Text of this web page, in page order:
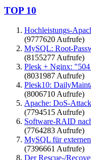
TOP 10
Hochleistungs-
(9777620 Aufrufe)
MySQL: Root-
(8155277 Aufrufe)
Plesk + Nginx:
(8031987 Aufrufe)
Plesk10:
(8006710 Aufrufe)
Apache: DoS-
(7794515 Aufrufe)
Software-RAID
(7764283 Aufrufe)
MySQL für
(7396661 Aufrufe)
Der Rescue-/